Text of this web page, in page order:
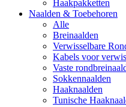
Haakpakketten
Naalden & Toebehoren
Alle
Breinaalden
Verwisselbare
Kabels voor
Vaste
Sokkennaalden
Haaknaalden
Tunische